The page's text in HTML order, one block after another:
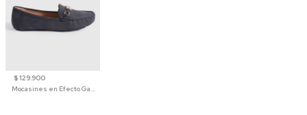
$ 129.900
Mocasines en Efecto Gamuzado Para Mujer